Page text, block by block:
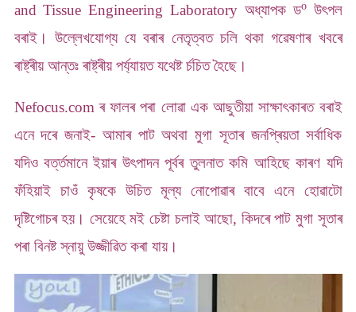
and Tissue Engineering Laboratory অধ্যাপক ডoউৎপল
বৰাই। উল্লেখযোগ্য যে বৰাৰ নেতৃত্বত চলি থকা গৱেষণাৰ খবৰে
ৰাষ্ট্ৰীয় আন্তঃ ৰাষ্ট্ৰীয় পৰ্য্যায়ত যথেষ্ট ৰ্চচিত হৈছে।
Nefocus.com ৰ ফালৰ পৰা লোৱা এক আছুতীয়া সাক্ষাৎকাৰত বৰাই
এনে দৰে জনাই- আমাৰ পাট অথবা মুগা সূতাৰ জনপ্ৰিয়তা সৰ্বাধিক
যদিও বৰ্ত্তমানে ইয়াৰ উৎপাদন পূৰ্বৰ তুলনাত কমি আহিছে কাৰণ যদি
ফঁহিয়াই চাওঁ কৃষকে উচিত মূল্য নোপোৱাৰ বাবে এনে হোৱাটো
দৃষ্টিগোচৰ হয়। সেয়েহে মই চেষ্টা চলাই আছো, কিদৰে পাট মুগা সূতাৰ
পৰা বিনষ্ট স্নায়ু উজ্জীৱিত কৰা যায়।